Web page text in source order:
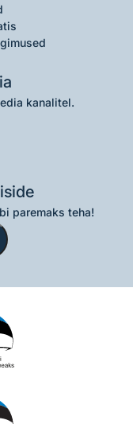
kanalitel.
paremaks teha!